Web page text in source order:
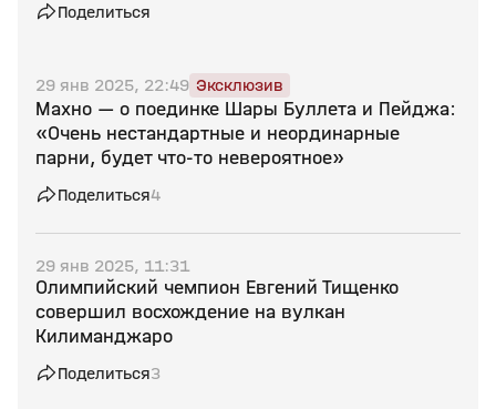
Поделиться
29 янв 2025, 22:49 Эксклюзив
Махно — о поединке Шары Буллета и Пейджа:
«Очень нестандартные и неординарные
парни, будет что‑то невероятное»
Поделиться4
29 янв 2025, 11:31
Олимпийский чемпион Евгений Тищенко
совершил восхождение на вулкан
Килиманджаро
Поделиться3